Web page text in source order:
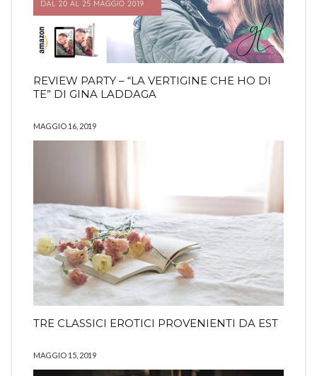
REVIEW PARTY – “LA VERTIGINE CHE HO DI
TE” DI GINA LADDAGA
MAGGIO 16, 2019
TRE CLASSICI EROTICI PROVENIENTI DA EST
MAGGIO 15, 2019